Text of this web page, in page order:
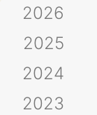
2026
2025
2024
2023